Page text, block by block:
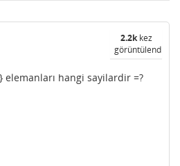
2.2kkez
görüntülendi
elemanları hangi sayilardir =?